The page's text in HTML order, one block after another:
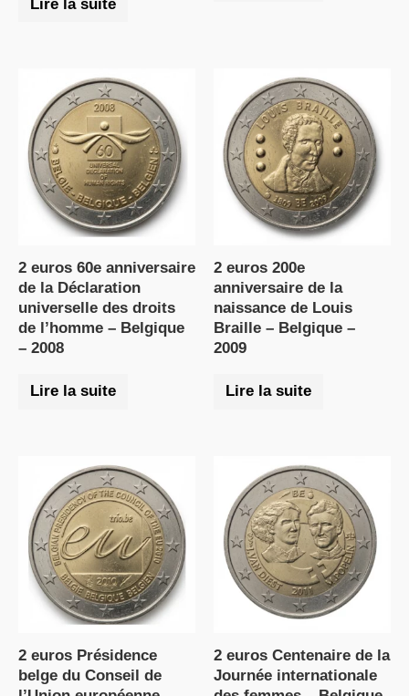
Lire la suite
2 euros 60e anniversaire
de la Déclaration
universelle des droits
de l’homme – Belgique
– 2008
Lire la suite
2 euros 200e
anniversaire de la
naissance de Louis
Braille – Belgique –
2009
Lire la suite
2 euros Présidence
belge du Conseil de
2 euros Centenaire de la
Journée internationale